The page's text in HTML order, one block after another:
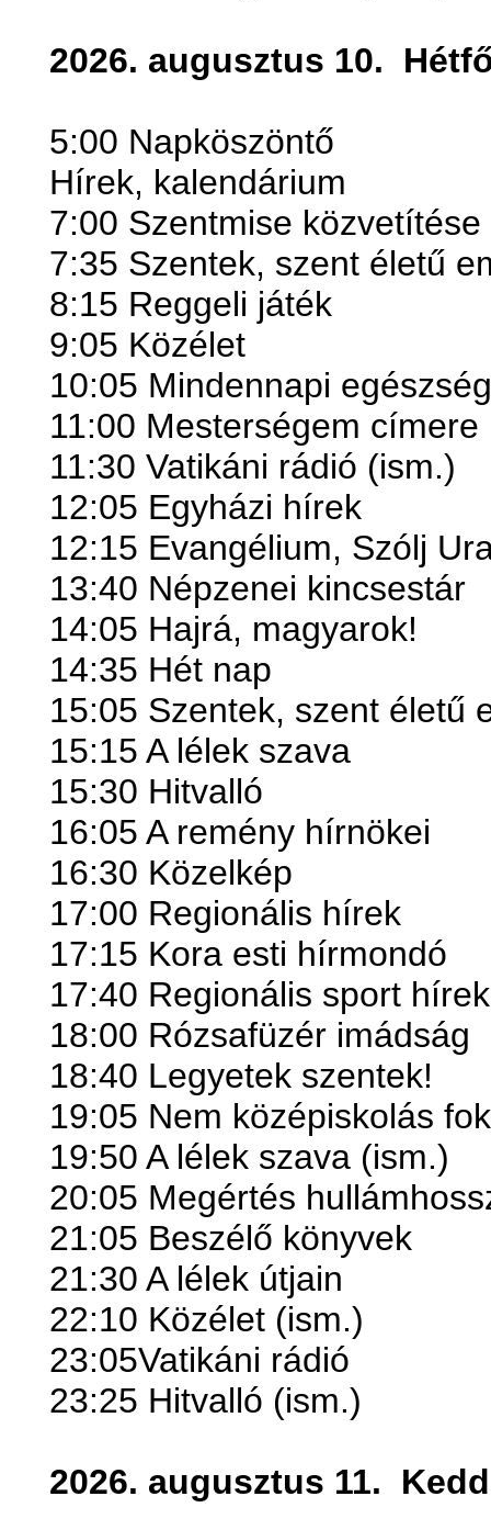
2026. augusztus 10.
5:00 Napköszöntő
Hírek, kalendárium
7:00 Szentmise közvetítése
7:35 Szentek, szent életű
8:15 Reggeli játék
9:05 Közélet
10:05 Mindennapi
11:00 Mesterségem címere
11:30 Vatikáni rádió (ism.)
12:05 Egyházi hírek
12:15 Evangélium, Szólj
13:40 Népzenei kincsestár
14:05 Hajrá, magyarok!
14:35 Hét nap
15:05 Szentek, szent életű
15:15 A lélek szava
15:30 Hitvalló
16:05 A remény hírnökei
16:30 Közelkép
17:00 Regionális hírek
17:15 Kora esti hírmondó
17:40 Regionális sport hírek
18:00 Rózsafüzér imádság
18:40 Legyetek szentek!
19:05 Nem középiskolás
19:50 A lélek szava (ism.)
20:05 Megértés
21:05 Beszélő könyvek
21:30 A lélek útjain
22:10 Közélet (ism.)
23:05Vatikáni rádió
23:25 Hitvalló (ism.)
2026. augusztus 11. Kedd